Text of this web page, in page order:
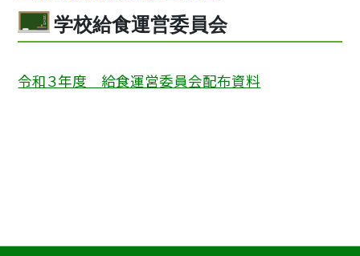
学校給食運営委員会
令和３年度 給食運営委員会配布資料